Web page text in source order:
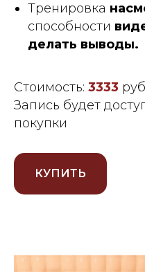
Тренировка
способности
делать выводы.
Стоимость: 3333 руб
Запись будет
покупки
КУПИТЬ